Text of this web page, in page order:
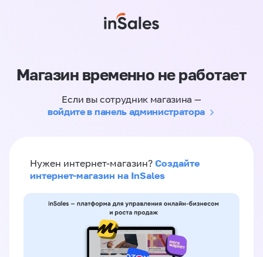
Магазин временно не работает
Если вы сотрудник магазина —
войдите в панель администратора
Нужен интернет-магазин? Создайте
интернет-магазин на InSales